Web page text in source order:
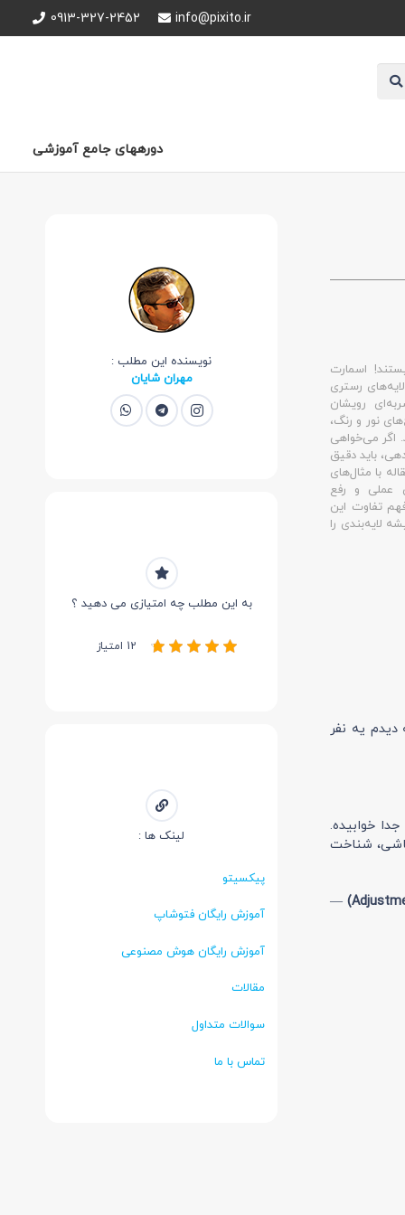
info@pixito.ir
0913-327-2452
دورههای جامع آموزشی
اسمارت
رستری
رویشان
نور و رنگ،
اگر می‌خواهی
باید دقیق
با مثال‌های
عملی و رفع
تفاوت این
لایه‌بندی را
یه نفر
خوابیده.
شناخت
—
نویسنده این مطلب :
مهران شایان
به این مطلب چه امتیازی می دهید ؟
12 امتیاز
لینک ها :
پیکسیتو
آموزش رایگان فتوشاپ
آموزش رایگان هوش مصنوعی
مقالات
سوالات متداول
تماس با ما